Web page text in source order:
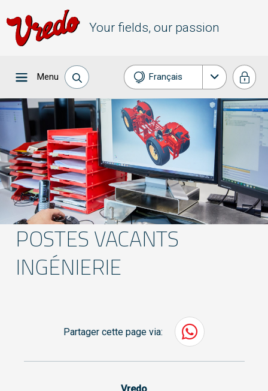
Your fields, our passion
Menu Français
English
Deutsch
POSTES VACANTS
INGÉNIERIE
Partager cette page via: